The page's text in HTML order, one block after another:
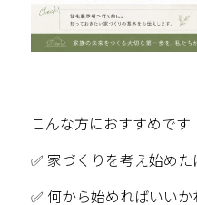
こんな方におすすめです
✅ 家づくりを考え始めた
✅ 何から始めればいい